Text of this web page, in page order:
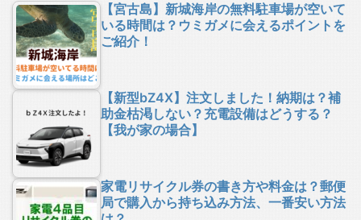
【宮古島】新城海岸の無料駐車場が空いて
いる時間は？ウミガメに会えるポイントを
ご紹介！
【新型bZ4X】注文しました！納期は？補
助金枯渇しない？充電設備はどうする？
【我が家の場合】
家電リサイクル券の書き方や料金は？郵便
局で購入から持ち込み方法、一番安い方法